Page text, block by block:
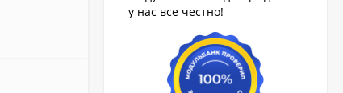
у нас все честно!